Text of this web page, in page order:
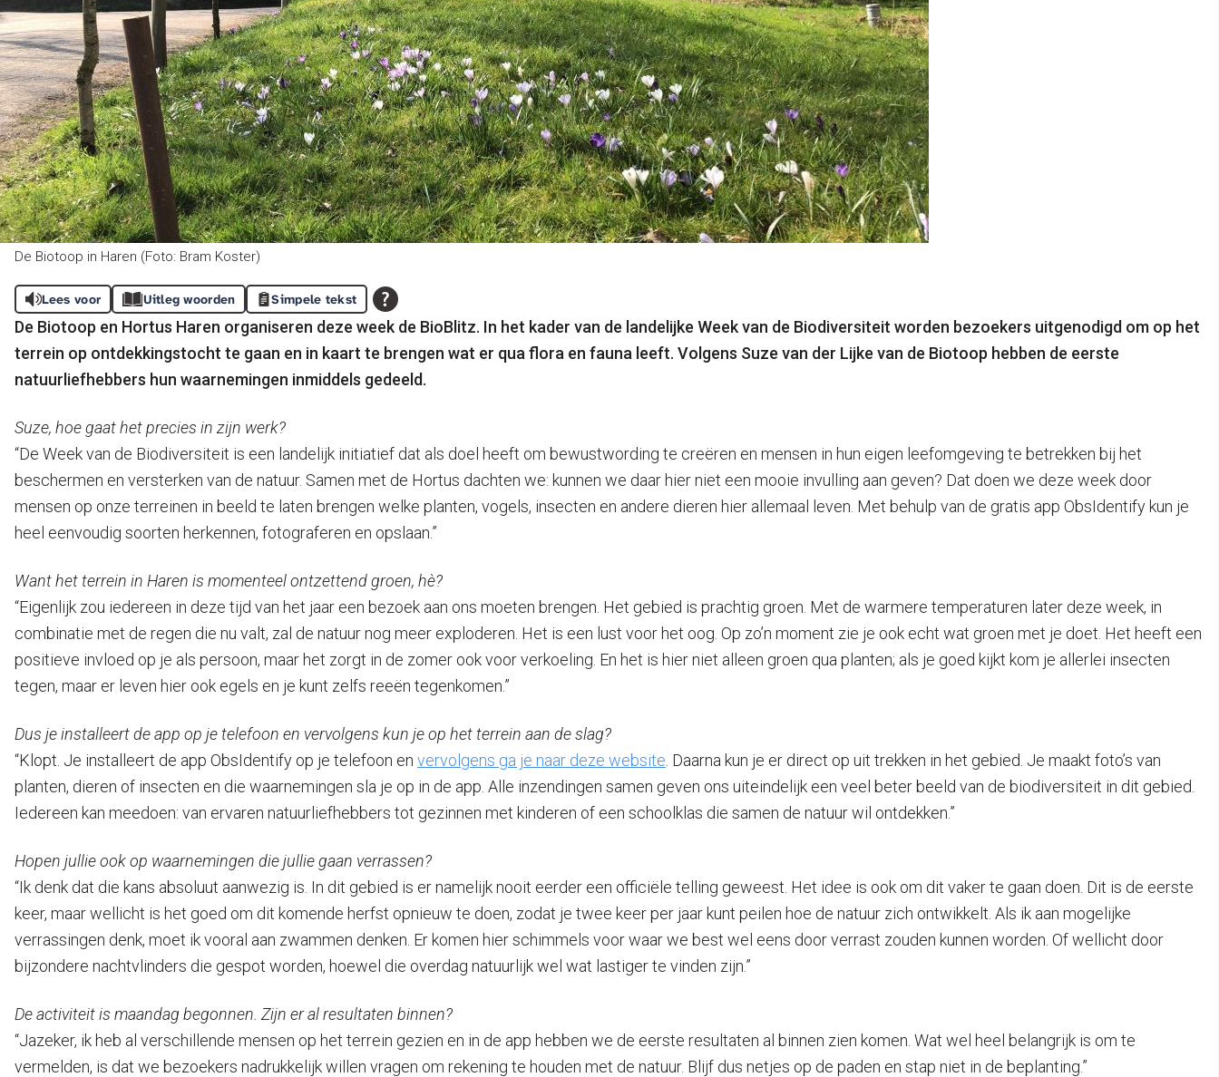
De Biotoop in Haren (Foto: Bram Koster)
Lees voor Uitleg woorden Simpele tekst
De Biotoop en Hortus Haren organiseren deze week de BioBlitz. In het kader van de landelijke Week van de Biodiversiteit worden bezoekers uitgenodigd om op het
terrein op ontdekkingstocht te gaan en in kaart te brengen wat er qua flora en fauna leeft. Volgens Suze van der Lijke van de Biotoop hebben de eerste
natuurliefhebbers hun waarnemingen inmiddels gedeeld.
Suze, hoe gaat het precies in zijn werk?
“De Week van de Biodiversiteit is een landelijk initiatief dat als doel heeft om bewustwording te creëren en mensen in hun eigen leefomgeving te betrekken bij het
beschermen en versterken van de natuur. Samen met de Hortus dachten we: kunnen we daar hier niet een mooie invulling aan geven? Dat doen we deze week door
mensen op onze terreinen in beeld te laten brengen welke planten, vogels, insecten en andere dieren hier allemaal leven. Met behulp van de gratis app ObsIdentify kun je
heel eenvoudig soorten herkennen, fotograferen en opslaan.”
Want het terrein in Haren is momenteel ontzettend groen, hè?
“Eigenlijk zou iedereen in deze tijd van het jaar een bezoek aan ons moeten brengen. Het gebied is prachtig groen. Met de warmere temperaturen later deze week, in
combinatie met de regen die nu valt, zal de natuur nog meer exploderen. Het is een lust voor het oog. Op zo’n moment zie je ook echt wat groen met je doet. Het heeft een
positieve invloed op je als persoon, maar het zorgt in de zomer ook voor verkoeling. En het is hier niet alleen groen qua planten; als je goed kijkt kom je allerlei insecten
tegen, maar er leven hier ook egels en je kunt zelfs reeën tegenkomen.”
Dus je installeert de app op je telefoon en vervolgens kun je op het terrein aan de slag?
“Klopt. Je installeert de app ObsIdentify op je telefoon en vervolgens ga je naar deze website . Daarna kun je er direct op uit trekken in het gebied. Je maakt foto’s van
planten, dieren of insecten en die waarnemingen sla je op in de app. Alle inzendingen samen geven ons uiteindelijk een veel beter beeld van de biodiversiteit in dit gebied.
Iedereen kan meedoen: van ervaren natuurliefhebbers tot gezinnen met kinderen of een schoolklas die samen de natuur wil ontdekken.”
Hopen jullie ook op waarnemingen die jullie gaan verrassen?
“Ik denk dat die kans absoluut aanwezig is. In dit gebied is er namelijk nooit eerder een officiële telling geweest. Het idee is ook om dit vaker te gaan doen. Dit is de eerste
keer, maar wellicht is het goed om dit komende herfst opnieuw te doen, zodat je twee keer per jaar kunt peilen hoe de natuur zich ontwikkelt. Als ik aan mogelijke
verrassingen denk, moet ik vooral aan zwammen denken. Er komen hier schimmels voor waar we best wel eens door verrast zouden kunnen worden. Of wellicht door
bijzondere nachtvlinders die gespot worden, hoewel die overdag natuurlijk wel wat lastiger te vinden zijn.”
De activiteit is maandag begonnen. Zijn er al resultaten binnen?
“Jazeker, ik heb al verschillende mensen op het terrein gezien en in de app hebben we de eerste resultaten al binnen zien komen. Wat wel heel belangrijk is om te
vermelden, is dat we bezoekers nadrukkelijk willen vragen om rekening te houden met de natuur. Blijf dus netjes op de paden en stap niet in de beplanting.”